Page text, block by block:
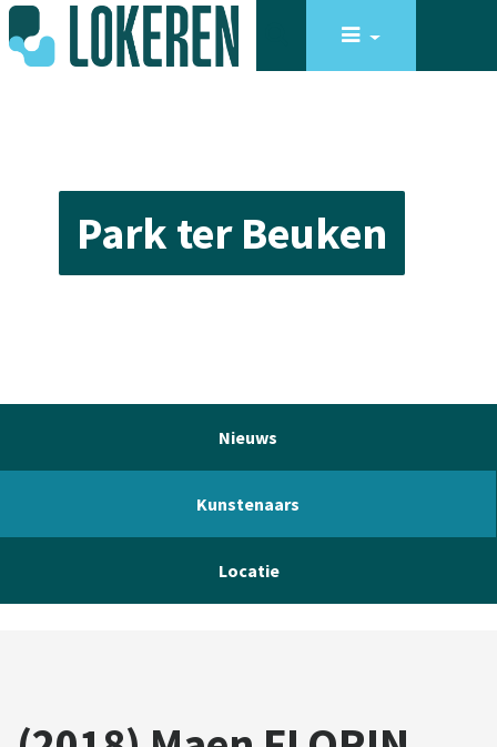
Park ter Beuken
Nieuws
Kunstenaars
Locatie